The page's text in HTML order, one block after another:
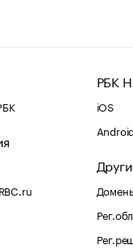
РБК
iOS